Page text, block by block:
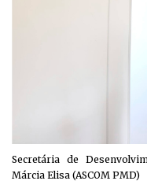
Secretária de
Márcia Elisa (ASCOM PMD)